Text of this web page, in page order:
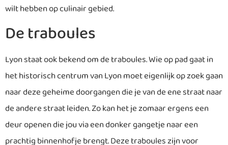
wilt hebben op culinair gebied.
De traboules
Lyon staat ook bekend om de traboules. Wie op pad gaat in
het historisch centrum van Lyon moet eigenlijk op zoek gaan
naar deze geheime doorgangen die je van de ene straat naar
de andere straat leiden. Zo kan het je zomaar ergens een
deur openen die jou via een donker gangetje naar een
prachtig binnenhofje brengt. Deze traboules zijn voor